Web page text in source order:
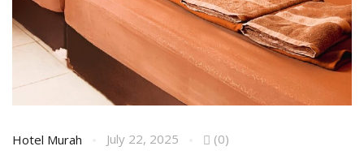
Hotel Murah July 22, 2025 (0)